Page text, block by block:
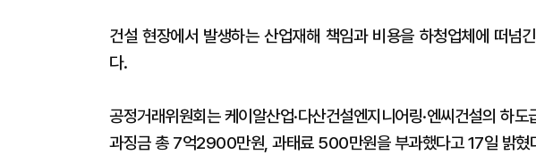
건설 현장에서 발생하는 산업재해 책임과 비용을 하청업체에 떠넘
다.
공정거래위원회는 케이알산업·다산건설엔지니어링·엔씨건설의 하
과징금 총 7억2900만원, 과태료 500만원을 부과했다고 17일 밝혔